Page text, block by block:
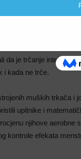
da je trčanje
i kada ne trče.
muških trkača i
upitnike i
njihove aerobne
kontrole efekata